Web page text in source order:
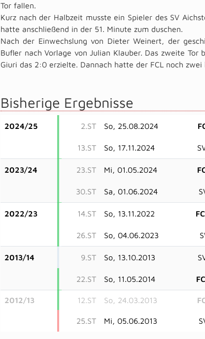
Tor fallen.
Kurz nach der Halbzeit musste ein Spieler des SV
hatte anschließend in der 51. Minute zum duschen.
Nach der Einwechslung von Dieter Weinert, der
Bufler nach Vorlage von Julian Klauber. Das zweite
Giuri das 2:0 erzielte. Dannach hatte der FCL noch
Bisherige Ergebnisse
2024/25 2.ST So, 25.08.2024
13.ST So, 17.11.2024
2023/24 23.ST Mi, 01.05.2024
30.ST Sa, 01.06.2024
2022/23 14.ST So, 13.11.2022
26.ST So, 04.06.2023
2013/14 9.ST So, 13.10.2013
22.ST So, 11.05.2014
2012/13 12.ST So, 24.03.2013
25.ST Mi, 05.06.2013